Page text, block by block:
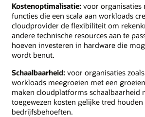
Kostenoptimalisatie: voor organisaties
functies die een scala aan workloads
cloudprovider de flexibiliteit om
andere technische resources aan te
hoeven investeren in hardware die
wordt benut.
Schaalbaarheid: voor organisaties
workloads meegroeien met een
maken cloudplatforms schaalbaarheid
toegewezen kosten gelijke tred
bedrijfsbehoeften.